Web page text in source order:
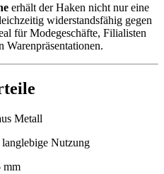
erhält der Haken nicht nur eine
widerstandsfähig gegen
für Modegeschäfte, Filialisten
Warenpräsentationen.
Metall
Nutzung
mm